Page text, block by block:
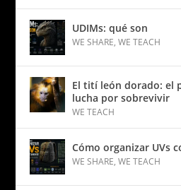
UDIMs: qué son
WE SHARE,WE TEACH
El tití león dorado: el
lucha por sobrevivir
WE TEACH
Cómo organizar UVs
WE SHARE,WE TEACH